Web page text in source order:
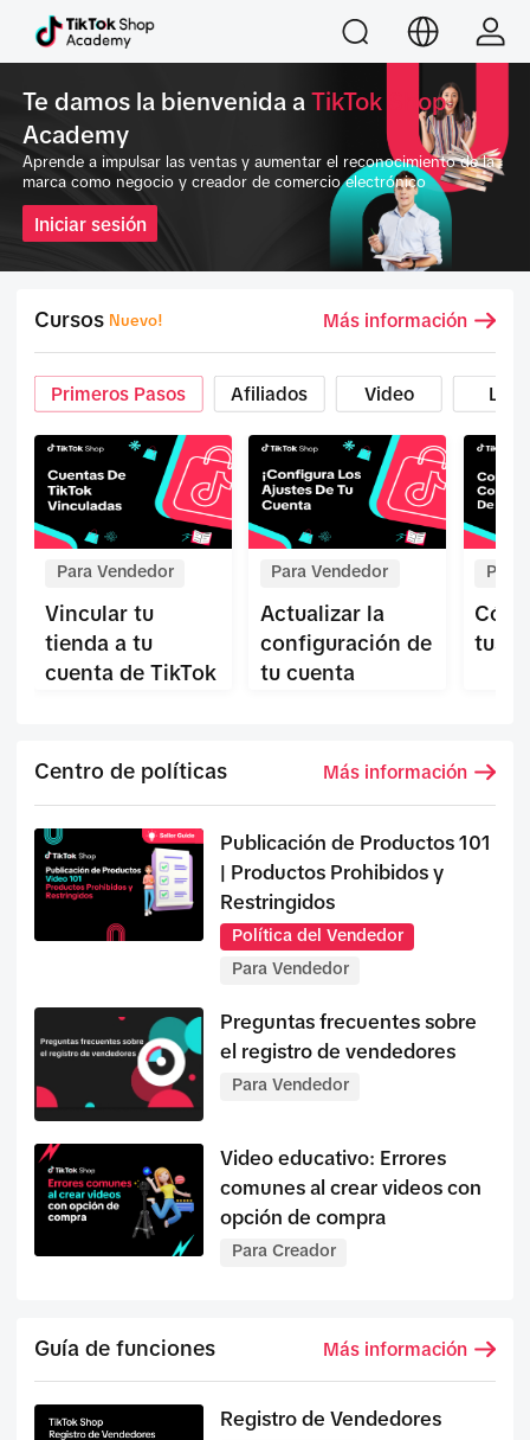
Te damos la bienvenida aTikTok Shop
Academy
Aprende a impulsar las ventas y aumentar el reconocimiento de la
marca como negocio y creador de comercio electrónico
Iniciar sesión
Cursos Nuevo! Más información
Primeros Pasos Afiliados Video LIVE
Para Vendedor
Vincular tu
tienda a tu
cuenta de TikTok
Para Vendedor
Actualizar la
configuración de
tu cuenta
Para
tus
Centro de políticas Más información
Publicación de Productos 101
| Productos Prohibidos y
Restringidos
Política del Vendedor
Para Vendedor
Preguntas frecuentes sobre
el registro de vendedores
Para Vendedor
Video educativo: Errores
comunes al crear videos con
opción de compra
Para Creador
Guía de funciones Más información
Registro de Vendedores